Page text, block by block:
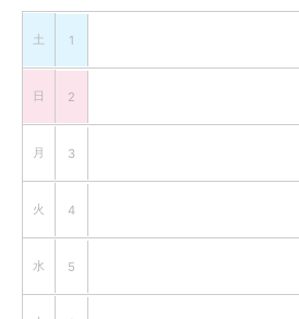
土 1
日 2
月 3
火 4
水 5